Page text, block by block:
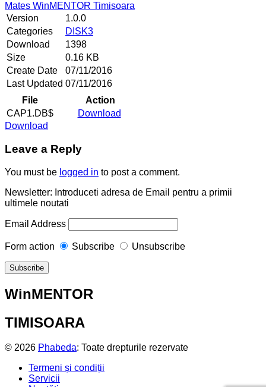
Mates WinMENTOR Timisoara
Version
1.0.0
Categories
DISK3
Download
1398
Size
0.16 KB
Create Date
07/11/2016
Last Updated 07/11/2016
File
Action
CAP1.DB$
Download
Download
Leave a Reply
You must be logged in to post a comment.
Newsletter: Introduceti adresa de Email pentru a primii
ultimele noutati
Email Address
Form action Subscribe Unsubscribe
WinMENTOR
TIMISOARA
© 2026 Phabeda: Toate drepturile rezervate
Termeni și condiții
Servicii